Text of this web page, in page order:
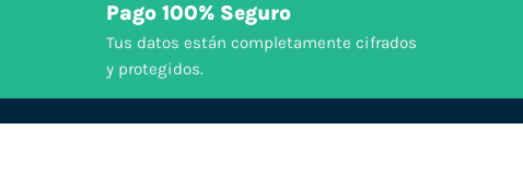
Pago 100% Seguro
Tus datos están completamente cifrados
y protegidos.